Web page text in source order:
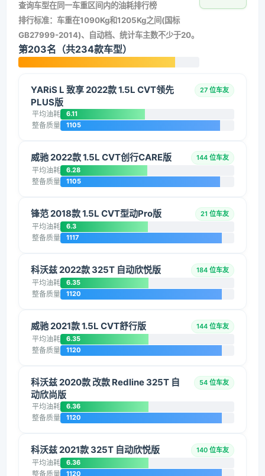
查询车型在同一车重区间内的油耗排行榜
排行标准：车重在1090Kg和1205Kg之间(国标
GB27999-2014)、自动档、统计车主数不少于20。
第203名（共234款车型）
YARiS L 致享 2022款 1.5L CVT领先
PLUS版
27 位车友
平均油耗 6.11
整备质量 1105
威驰 2022款 1.5L CVT创行CARE版 144 位车友
平均油耗 6.28
整备质量 1105
锋范 2018款 1.5L CVT型动Pro版 21 位车友
平均油耗 6.3
整备质量 1117
科沃兹 2022款 325T 自动欣悦版 184 位车友
平均油耗 6.35
整备质量 1120
威驰 2021款 1.5L CVT舒行版 144 位车友
平均油耗 6.35
整备质量 1120
科沃兹 2020款 改款 Redline 325T 自
动欣尚版
54 位车友
平均油耗 6.36
整备质量 1120
科沃兹 2021款 325T 自动欣悦版 140 位车友
平均油耗 6.36
整备质量 1120